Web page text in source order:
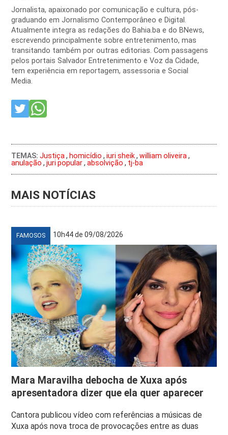
Jornalista, apaixonado por comunicação e cultura, pós-
graduando em Jornalismo Contemporâneo e Digital.
Atualmente integra as redações do Bahia.ba e do BNews,
escrevendo principalmente sobre entretenimento, mas
transitando também por outras editorias. Com passagens
pelos portais Salvador Entretenimento e Voz da Cidade,
tem experiência em reportagem, assessoria e Social
Media.
TEMAS: Justiça , homicídio ,iuri sheik,william oliveira ,
anulação ,juri popular,absolvição , tj-ba
MAIS NOTÍCIAS
FAMOSOS 10h44 de 09/08/2026
Mara Maravilha debocha de Xuxa após
apresentadora dizer que ela quer aparecer
Cantora publicou vídeo com referências a músicas de
Xuxa após nova troca de provocações entre as duas